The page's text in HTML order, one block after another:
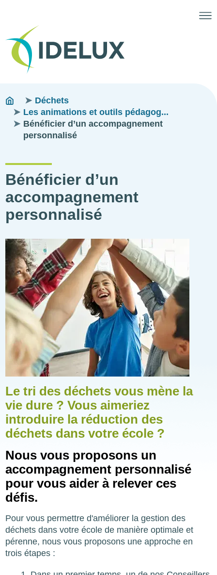
Fils
d'ariane
You
are
here:
Déchets
Les animations et outils pédagog...
Bénéficier d’un accompagnement
personnalisé
Bénéficier d’un
accompagnement
personnalisé
Illustration
Le tri des déchets vous mène la
vie dure ? Vous aimeriez
introduire la réduction des
déchets dans votre école ?
Nous vous proposons un
accompagnement personnalisé
pour vous aider à relever ces
défis.
Pour vous permettre d'améliorer la gestion des
déchets dans votre école de manière optimale et
pérenne, nous vous proposons une approche en
trois étapes :